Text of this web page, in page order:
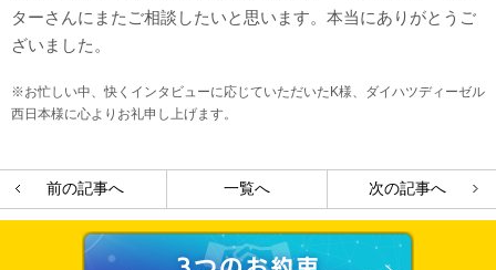
ターさんにまたご相談したいと思います。本当にありがとうご
ざいました。
※お忙しい中、快くインタビューに応じていただいたK様、ダイハツディーゼル
西日本様に心よりお礼申し上げます。
前の記事へ 一覧へ 次の記事へ